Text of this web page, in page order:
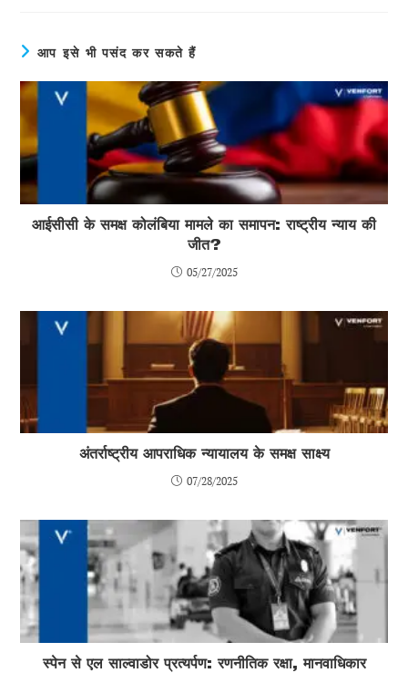
आप इसे भी पसंद कर सकते हैं
आईसीसी के समक्ष कोलंबिया मामले का समापन: राष्ट्रीय न्याय की
जीत?
05/27/2025
अंतर्राष्ट्रीय आपराधिक न्यायालय के समक्ष साक्ष्य
07/28/2025
स्पेन से एल साल्वाडोर प्रत्यर्पण: रणनीतिक रक्षा, मानवाधिकार